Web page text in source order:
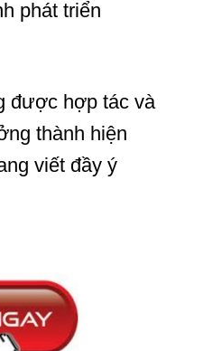
phát triển
được hợp tác và
thành hiện
viết đầy ý